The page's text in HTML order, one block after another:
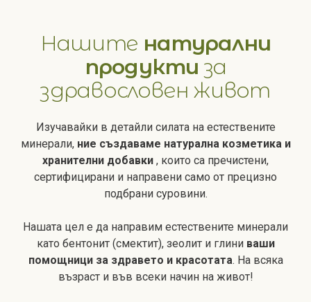
Нашите натурални
продукти за
здравословен живот
Изучавайки в детайли силата на естествените
минерали, ние създаваме натурална козметика и
хранителни добавки , които са пречистени,
сертифицирани и направени само от прецизно
подбрани суровини.
Нашата цел е да направим естествените минерали
като бентонит (смектит), зеолит и глини ваши
помощници за здравето и красотата. На всяка
възраст и във всеки начин на живот!